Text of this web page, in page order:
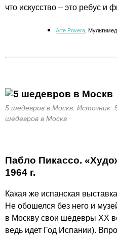
что искусство – это ребус и
Arte Povera ,
5 шедевров в Москв. Источник:
шедевров в Москв
Пабло Пикассо.
1964 г.
Какая же испанская
Не обошелся без него и
в Москву свои шедевры ХХ
ведь идет Год Испании).